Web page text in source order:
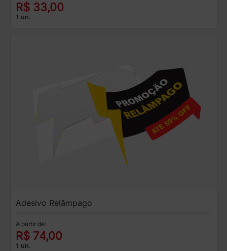
R$ 33,00
1 un.
Adesivo Relâmpago
A partir de:
R$ 74,00
1 un.